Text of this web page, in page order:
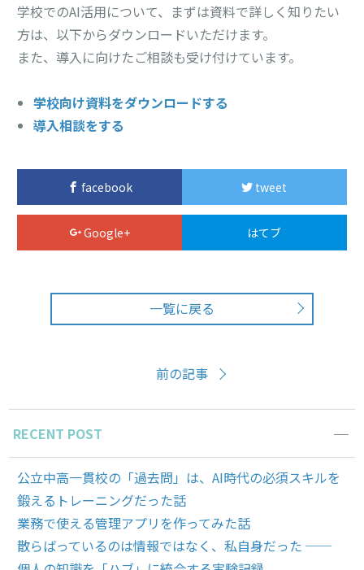
学校でのAI活用について、まずは資料で詳しく知りたい
方は、以下からダウンロードいただけます。
また、導入に向けたご相談も受け付けています。
学校向け資料をダウンロードする
導入相談をする
facebook tweet
Google+ はてブ
一覧に戻る
前の記事
RECENT POST
公立中高一貫校の「過去問」は、AI時代の必須スキルを
鍛えるトレーニングだった話
業務で使える管理アプリを作ってみた話
散らばっているのは情報ではなく、私自身だった ──